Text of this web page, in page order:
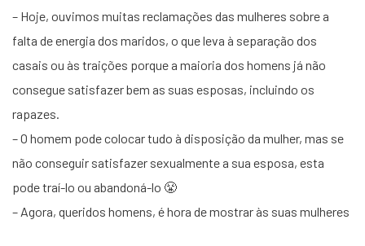
– Hoje, ouvimos muitas reclamações das mulheres sobre a
falta de energia dos maridos, o que leva à separação dos
casais ou às traições porque a maioria dos homens já não
consegue satisfazer bem as suas esposas, incluindo os
rapazes.
– O homem pode colocar tudo à disposição da mulher, mas se
não conseguir satisfazer sexualmente a sua esposa, esta
pode traí-lo ou abandoná-lo 😤
– Agora, queridos homens, é hora de mostrar às suas mulheres